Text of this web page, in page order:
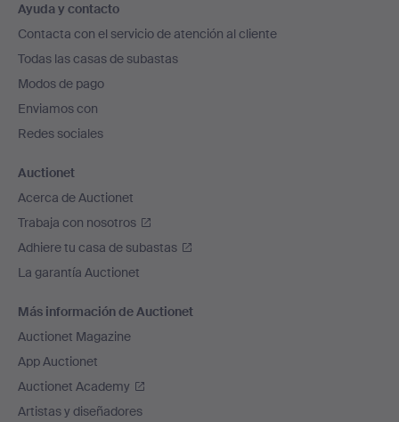
en
el
pie
de
página
Ayuda y contacto
Contacta con el servicio de atención al cliente
Todas las casas de subastas
Modos de pago
Enviamos con
Redes sociales
Auctionet
Acerca de Auctionet
Trabaja con nosotros
Adhiere tu casa de subastas
La garantía Auctionet
Más información de Auctionet
Auctionet Magazine
App Auctionet
Auctionet Academy
Artistas y diseñadores